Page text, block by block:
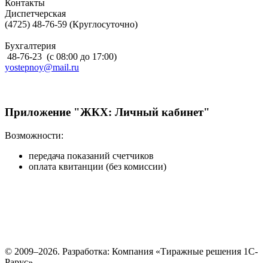
Контакты
Диспетчерская
(4725) 48-76-59 (Круглосуточно)
Бухгалтерия
48-76-23 (с 08:00 до 17:00)
yostepnoy@mail.ru
Приложение "ЖКХ: Личный кабинет"
Возможности:
передача показаний счетчиков
оплата квитанции (без комиссии)
© 2009–2026. Разработка: Компания «Тиражные решения 1С-